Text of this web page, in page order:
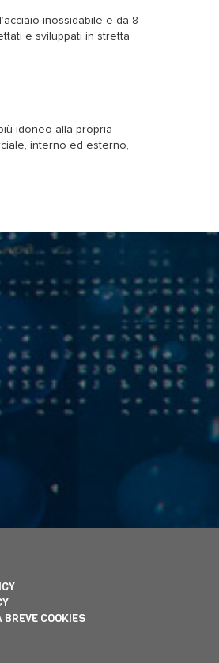
inossidabile e da 8
e sviluppati in stretta
idoneo alla propria
interno ed esterno,
COOKIES